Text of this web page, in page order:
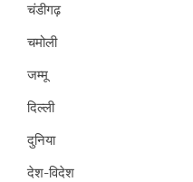
चंडीगढ़
चमोली
जम्मू
दिल्ली
दुनिया
देश-विदेश